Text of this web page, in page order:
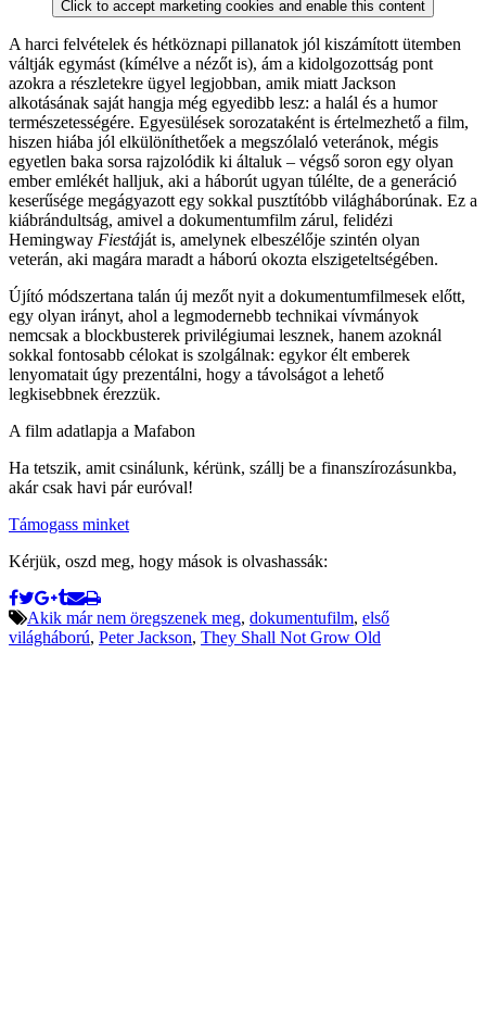
Click to accept marketing cookies and enable this content
A harci felvételek és hétköznapi pillanatok jól kiszámított ütemben
váltják egymást (kímélve a nézőt is), ám a kidolgozottság pont
azokra a részletekre ügyel legjobban, amik miatt Jackson
alkotásának saját hangja még egyedibb lesz: a halál és a humor
természetességére. Egyesülések sorozataként is értelmezhető a film,
hiszen hiába jól elkülöníthetőek a megszólaló veteránok, mégis
egyetlen baka sorsa rajzolódik ki általuk – végső soron egy olyan
ember emlékét halljuk, aki a háborút ugyan túlélte, de a generáció
keserűsége megágyazott egy sokkal pusztítóbb világháborúnak. Ez a
kiábrándultság, amivel a dokumentumfilm zárul, felidézi
Hemingway Fiestáját is, amelynek elbeszélője szintén olyan
veterán, aki magára maradt a háború okozta elszigeteltségében.
Újító módszertana talán új mezőt nyit a dokumentumfilmesek előtt,
egy olyan irányt, ahol a legmodernebb technikai vívmányok
nemcsak a blockbusterek privilégiumai lesznek, hanem azoknál
sokkal fontosabb célokat is szolgálnak: egykor élt emberek
lenyomatait úgy prezentálni, hogy a távolságot a lehető
legkisebbnek érezzük.
A film adatlapja a Mafabon
Ha tetszik, amit csinálunk, kérünk, szállj be a finanszírozásunkba,
akár csak havi pár euróval!
Támogass minket
Kérjük, oszd meg, hogy mások is olvashassák:
Akik már nem öregszenek meg, dokumentufilm, első
világháború, Peter Jackson, They Shall Not Grow Old